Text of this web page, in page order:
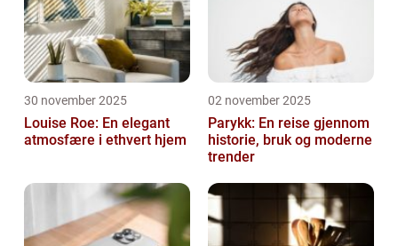
30 november 2025
Louise Roe: En elegant
atmosfære i ethvert hjem
02 november 2025
Parykk: En reise gjennom
historie, bruk og moderne
trender